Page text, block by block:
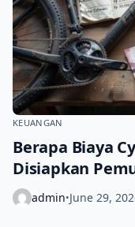
KEUANGAN
Berapa Biaya
Disiapkan
admin•June 29,